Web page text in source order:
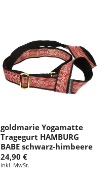
goldmarie Yogamatte
Tragegurt HAMBURG
BABE schwarz-himbeere
24,90 €
inkl. MwSt.